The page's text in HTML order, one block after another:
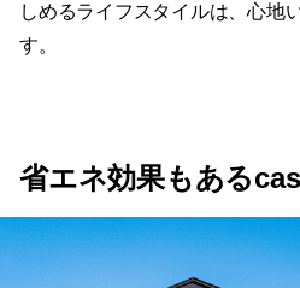
しめるライフスタイルは、心地
す。
省エネ効果もある